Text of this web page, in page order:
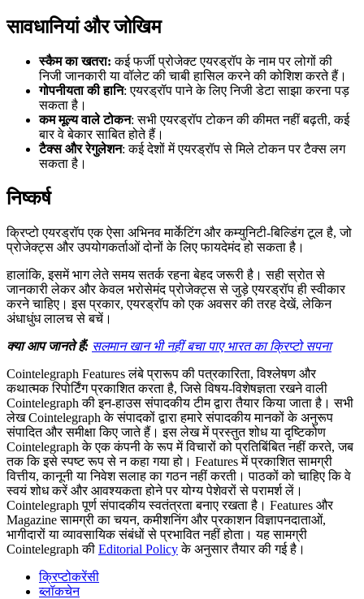
सावधानियां और जोखिम
स्कैम का खतरा: कई फर्जी प्रोजेक्ट एयरड्रॉप के नाम पर लोगों की
निजी जानकारी या वॉलेट की चाबी हासिल करने की कोशिश करते हैं।
गोपनीयता की हानि: एयरड्रॉप पाने के लिए निजी डेटा साझा करना पड़
सकता है।
कम मूल्य वाले टोकन: सभी एयरड्रॉप टोकन की कीमत नहीं बढ़ती, कई
बार वे बेकार साबित होते हैं।
टैक्स और रेगुलेशन: कई देशों में एयरड्रॉप से मिले टोकन पर टैक्स लग
सकता है।
निष्कर्ष
क्रिप्टो एयरड्रॉप एक ऐसा अभिनव मार्केटिंग और कम्युनिटी-बिल्डिंग टूल है, जो
प्रोजेक्ट्स और उपयोगकर्ताओं दोनों के लिए फायदेमंद हो सकता है।
हालांकि, इसमें भाग लेते समय सतर्क रहना बेहद जरूरी है। सही स्रोत से
जानकारी लेकर और केवल भरोसेमंद प्रोजेक्ट्स से जुड़े एयरड्रॉप ही स्वीकार
करने चाहिए। इस प्रकार, एयरड्रॉप को एक अवसर की तरह देखें, लेकिन
अंधाधुंध लालच से बचें।
क्या आप जानते हैं: सलमान खान भी नहीं बचा पाए भारत का क्रिप्टो सपना
Cointelegraph Features लंबे प्रारूप की पत्रकारिता, विश्लेषण और
कथात्मक रिपोर्टिंग प्रकाशित करता है, जिसे विषय-विशेषज्ञता रखने वाली
Cointelegraph की इन-हाउस संपादकीय टीम द्वारा तैयार किया जाता है। सभी
लेख Cointelegraph के संपादकों द्वारा हमारे संपादकीय मानकों के अनुरूप
संपादित और समीक्षा किए जाते हैं। इस लेख में प्रस्तुत शोध या दृष्टिकोण
Cointelegraph के एक कंपनी के रूप में विचारों को प्रतिबिंबित नहीं करते, जब
तक कि इसे स्पष्ट रूप से न कहा गया हो। Features में प्रकाशित सामग्री
वित्तीय, कानूनी या निवेश सलाह का गठन नहीं करती। पाठकों को चाहिए कि वे
स्वयं शोध करें और आवश्यकता होने पर योग्य पेशेवरों से परामर्श लें।
Cointelegraph पूर्ण संपादकीय स्वतंत्रता बनाए रखता है। Features और
Magazine सामग्री का चयन, कमीशनिंग और प्रकाशन विज्ञापनदाताओं,
भागीदारों या व्यावसायिक संबंधों से प्रभावित नहीं होता। यह सामग्री
Cointelegraph की Editorial Policyके अनुसार तैयार की गई है।
क्रिप्टोकरेंसी
ब्लॉकचेन